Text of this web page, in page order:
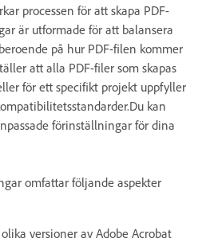
processen för att skapa PDF-
är utformade för att balansera
på hur PDF-filen kommer
att alla PDF-filer som skapas
för ett specifikt projekt uppfyller
kan
förinställningar för dina
omfattar följande aspekter
versioner av Adobe Acrobat